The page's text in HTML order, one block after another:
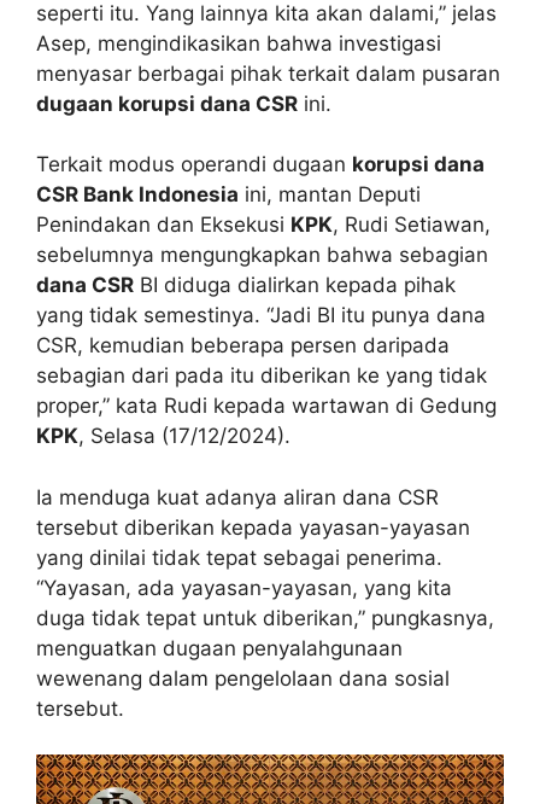
seperti itu. Yang lainnya kita akan dalami,” jelas
Asep, mengindikasikan bahwa investigasi
menyasar berbagai pihak terkait dalam pusaran
dugaan korupsi dana CSR ini.
Terkait modus operandi dugaan korupsi dana
CSR Bank Indonesia ini, mantan Deputi
Penindakan dan Eksekusi KPK, Rudi Setiawan,
sebelumnya mengungkapkan bahwa sebagian
dana CSR BI diduga dialirkan kepada pihak
yang tidak semestinya. “Jadi BI itu punya dana
CSR, kemudian beberapa persen daripada
sebagian dari pada itu diberikan ke yang tidak
proper,” kata Rudi kepada wartawan di Gedung
KPK, Selasa (17/12/2024).
Ia menduga kuat adanya aliran dana CSR
tersebut diberikan kepada yayasan-yayasan
yang dinilai tidak tepat sebagai penerima.
“Yayasan, ada yayasan-yayasan, yang kita
duga tidak tepat untuk diberikan,” pungkasnya,
menguatkan dugaan penyalahgunaan
wewenang dalam pengelolaan dana sosial
tersebut.